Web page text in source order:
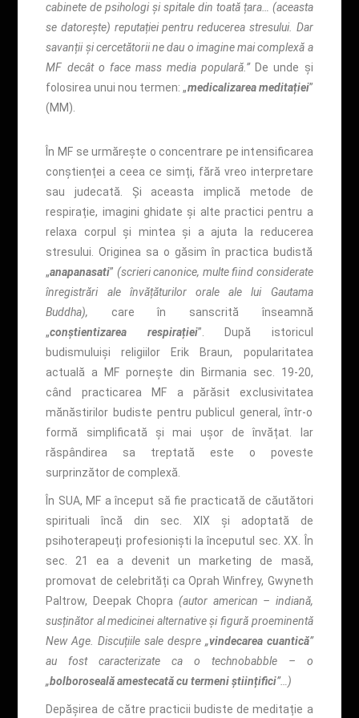
cabinete de psihologi și spitale din toată țara… (aceasta
se datorește) reputației pentru reducerea stresului. Dar
savanții și cercetătorii ne dau o imagine mai complexă a
MF decât o face mass media populară.” De unde și
folosirea unui nou termen: „medicalizarea meditației”
(MM).
În MF se urmărește o concentrare pe intensificarea
conștienței a ceea ce simți, fără vreo interpretare
sau judecată. Și aceasta implică metode de
respirație, imagini ghidate și alte practici pentru a
relaxa corpul și mintea și a ajuta la reducerea
stresului. Originea sa o găsim în practica budistă
„anapanasati” (scrieri canonice, multe fiind considerate
înregistrări ale învățăturilor orale ale lui Gautama
Buddha), care în sanscrită înseamnă
„conștientizarea respirației”. După istoricul
budismuluiși religiilor Erik Braun, popularitatea
actuală a MF pornește din Birmania sec. 19-20,
când practicarea MF a părăsit exclusivitatea
mănăstirilor budiste pentru publicul general, într-o
formă simplificată și mai ușor de învățat. Iar
răspândirea sa treptată este o poveste
surprinzător de complexă.
În SUA, MF a început să fie practicată de căutători
spirituali încă din sec. XIX și adoptată de
psihoterapeuți profesioniști la începutul sec. XX. În
sec. 21 ea a devenit un marketing de masă,
promovat de celebrități ca Oprah Winfrey, Gwyneth
Paltrow, Deepak Chopra (autor american – indiană,
susținător al medicinei alternative și figură proeminentă
New Age. Discuțiile sale despre „vindecarea cuantică”
au fost caracterizate ca o technobabble – o
„bolboroseală amestecată cu termeni științifici”…)
Depășirea de către practicii budiste de meditație a